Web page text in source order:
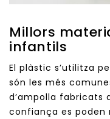
Millors
infantils
El plàstic s’utilitza
són les més
d’ampolla fabricats
confiança es